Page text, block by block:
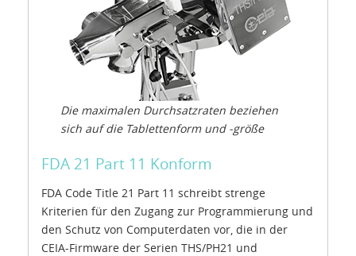
Die maximalen Durchsatzraten beziehen
sich auf die Tablettenform und -größe
FDA 21 Part 11 Konform
FDA Code Title 21 Part 11 schreibt strenge
Kriterien für den Zugang zur Programmierung und
den Schutz von Computerdaten vor, die in der
CEIA-Firmware der Serien THS/PH21 und